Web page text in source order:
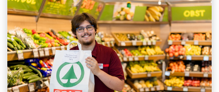
Niederösterreich
Wien
Burgenland
Steiermark
Kärnten
Unternehmen